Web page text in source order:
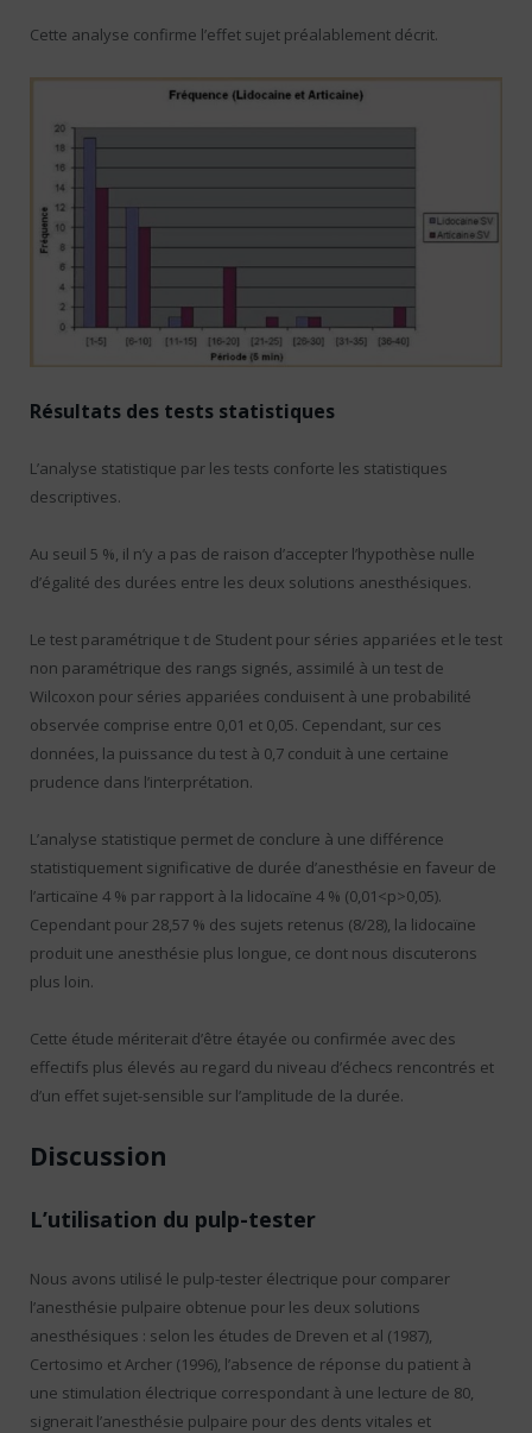
Cette analyse confirme l’effet sujet préalablement décrit.
Résultats des tests statistiques
L’analyse statistique par les tests conforte les statistiques
descriptives.
Au seuil 5 %, il n’y a pas de raison d’accepter l’hypothèse nulle
d’égalité des durées entre les deux solutions anesthésiques.
Le test paramétrique t de Student pour séries appariées et le test
non paramétrique des rangs signés, assimilé à un test de
Wilcoxon pour séries appariées conduisent à une probabilité
observée comprise entre 0,01 et 0,05. Cependant, sur ces
données, la puissance du test à 0,7 conduit à une certaine
prudence dans l’interprétation.
L’analyse statistique permet de conclure à une différence
statistiquement significative de durée d’anesthésie en faveur de
l’articaïne 4 % par rapport à la lidocaïne 4 % (0,01<p>0,05).
Cependant pour 28,57 % des sujets retenus (8/28), la lidocaïne
produit une anesthésie plus longue, ce dont nous discuterons
plus loin.
Cette étude mériterait d’être étayée ou confirmée avec des
effectifs plus élevés au regard du niveau d’échecs rencontrés et
d’un effet sujet-sensible sur l’amplitude de la durée.
Discussion
L’utilisation du pulp-tester
Nous avons utilisé le pulp-tester électrique pour comparer
l’anesthésie pulpaire obtenue pour les deux solutions
anesthésiques : selon les études de Dreven et al (1987),
Certosimo et Archer (1996), l’absence de réponse du patient à
une stimulation électrique correspondant à une lecture de 80,
signerait l’anesthésie pulpaire pour des dents vitales et